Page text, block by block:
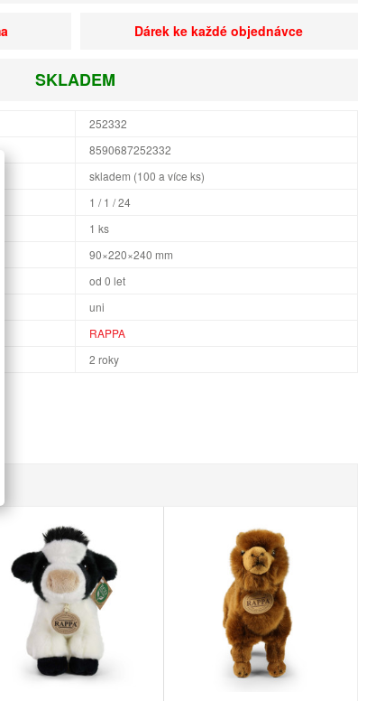
Dárek ke každé objednávce
SKLADEM
252332
8590687252332
skladem (100 a více ks)
1 / 1 / 24
1 ks
90×220×240 mm
od 0 let
uni
RAPPA
2 roky